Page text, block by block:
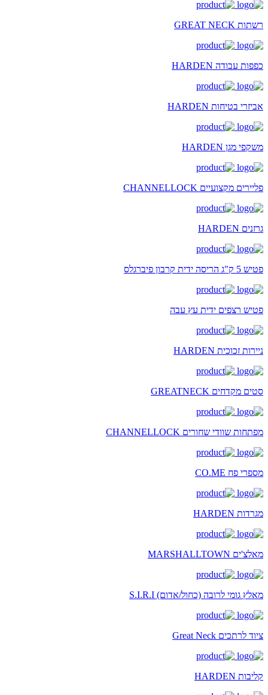
רשתות GREAT NECK
כפפות עבודה HARDEN
אביזרי בטיחות HARDEN
משקפי מגן HARDEN
פליירים מקצועיים CHANNELLOCK
גרזנים HARDEN
פטיש 5 ק"ג הריסה ידית קרבון פיברגלס
פטיש רצפים ידית עץ עבה
ניירות זכוכית HARDEN
סטים מקדחים GREATNECK
מפתחות שוודי שחורים CHANNELLOCK
מספרי פח CO.ME
מגרדות HARDEN
מאלצ'ים MARSHALLTOWN
מאלץ גומי לרובה (כחול/אדום) S.I.R.I
ציוד לרתכים Great Neck
קליבות HARDEN